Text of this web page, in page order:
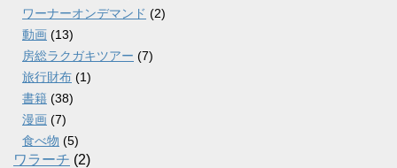
ワーナーオンデマンド (2)
動画 (13)
房総ラクガキツアー (7)
旅行財布 (1)
書籍 (38)
漫画 (7)
食べ物 (5)
ワラーチ (2)